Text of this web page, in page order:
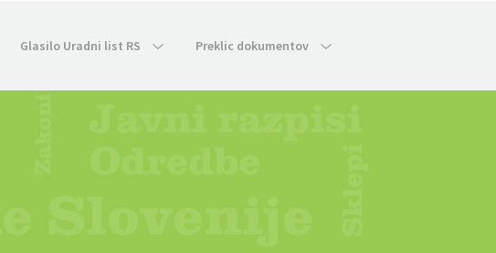
Glasilo Uradni list RS Preklic dokumentov